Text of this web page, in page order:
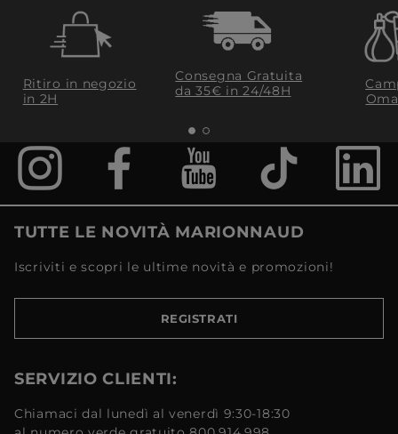
Ritiro in negozio
in 2H
Consegna Gratuita
da 35€​ in 24/48H
TUTTE LE NOVITÀ MARIONNAUD
Iscriviti e scopri le ultime novità e promozioni!
REGISTRATI
SERVIZIO CLIENTI:
Chiamaci dal lunedì al venerdì 9:30-18:30